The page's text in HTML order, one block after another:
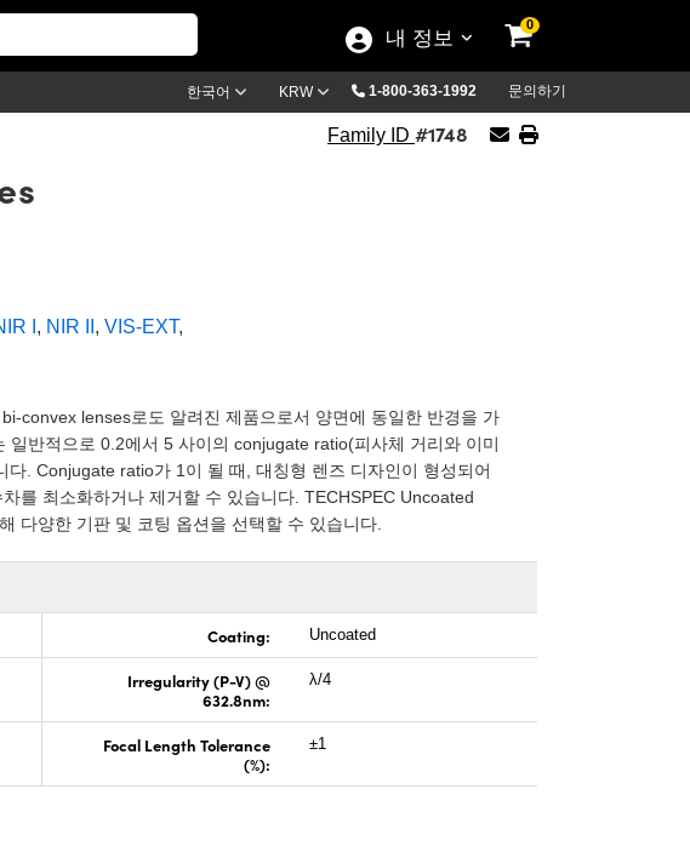
내 정보
0
한국어 KRW 1-800-363-1992 문의하기
Family ID #1748
I , NIR II , VIS-EXT,
convex lenses로도 알려진 제품으로서 양면에 동일한 반경을 가
반적으로 0.2에서 5 사이의 conjugate ratio(피사체 거리와 이미
. Conjugate ratio가 1이 될 때, 대칭형 렌즈 디자인이 형성되어
를 최소화하거나 제거할 수 있습니다. TECHSPEC Uncoated
다양한 기판 및 코팅 옵션을 선택할 수 있습니다.
Coating: Uncoated
Irregularity (P-V) @
632.8nm:
λ/4
Focal Length Tolerance
(%):
±1